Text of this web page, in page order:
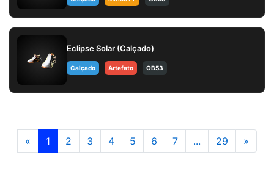
Eclipse Solar (Calçado)
Calçado Artefato OB53
« 1 2 3 4 5 6 7 ... 29 »